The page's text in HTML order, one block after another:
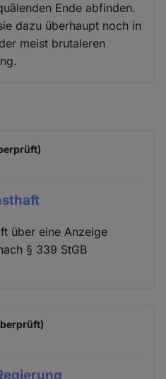
Ende abfinden.
dazu überhaupt noch in
meist brutaleren
über eine Anzeige
§ 339 StGB